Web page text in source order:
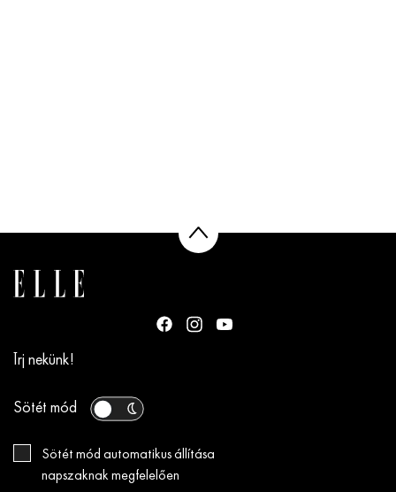
Írj nekünk!
Sötét mód
Sötét mód automatikus állítása
napszaknak megfelelően